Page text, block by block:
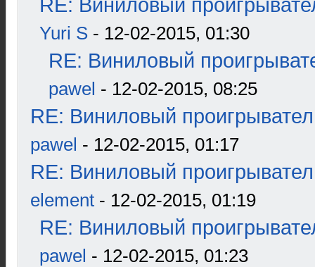
RE: Виниловый
Yuri S - 12-02-2015, 01:30
RE: Виниловый
pawel - 12-02-2015, 08:25
RE: Виниловый
pawel - 12-02-2015, 01:17
RE: Виниловый
element - 12-02-2015, 01:19
RE: Виниловый
pawel - 12-02-2015, 01:23